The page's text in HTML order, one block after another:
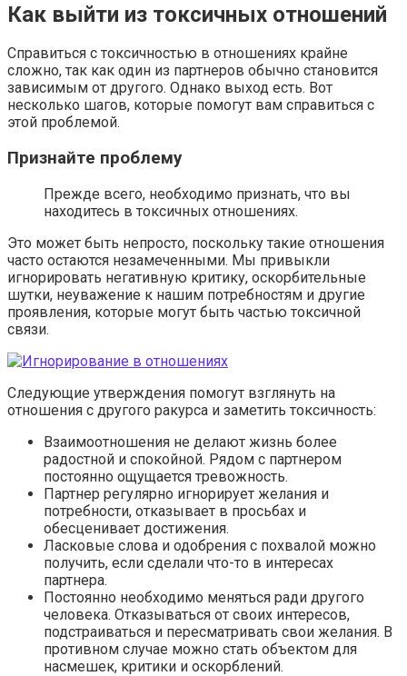
Как выйти из токсичных отношений
Справиться с токсичностью в отношениях крайне
сложно, так как один из партнеров обычно становится
зависимым от другого. Однако выход есть. Вот
несколько шагов, которые помогут вам справиться с
этой проблемой.
Признайте проблему
Прежде всего, необходимо признать, что вы
находитесь в токсичных отношениях.
Это может быть непросто, поскольку такие отношения
часто остаются незамеченными. Мы привыкли
игнорировать негативную критику, оскорбительные
шутки, неуважение к нашим потребностям и другие
проявления, которые могут быть частью токсичной
связи.
Следующие утверждения помогут взглянуть на
отношения с другого ракурса и заметить токсичность:
Взаимоотношения не делают жизнь более
радостной и спокойной. Рядом с партнером
постоянно ощущается тревожность.
Партнер регулярно игнорирует желания и
потребности, отказывает в просьбах и
обесценивает достижения.
Ласковые слова и одобрения с похвалой можно
получить, если сделали что-то в интересах
партнера.
Постоянно необходимо меняться ради другого
человека. Отказываться от своих интересов,
подстраиваться и пересматривать свои желания. В
противном случае можно стать объектом для
насмешек, критики и оскорблений.